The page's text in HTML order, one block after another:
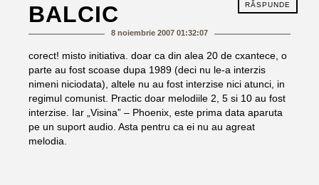
RĂSPUNDE
BALCIC
8 noiembrie 2007 01:32:07
corect! misto initiativa. doar ca din alea 20 de cxantece, o
parte au fost scoase dupa 1989 (deci nu le-a interzis
nimeni niciodata), altele nu au fost interzise nici atunci, in
regimul comunist. Practic doar melodiile 2, 5 si 10 au fost
interzise. Iar „Visina” – Phoenix, este prima data aparuta
pe un suport audio. Asta pentru ca ei nu au agreat
melodia.